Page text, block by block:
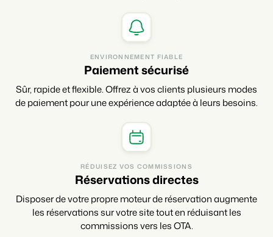
ENVIRONNEMENT FIABLE
Paiement sécurisé
Sûr, rapide et flexible. Offrez à vos clients plusieurs modes
de paiement pour une expérience adaptée à leurs besoins.
RÉDUISEZ VOS COMMISSIONS
Réservations directes
Disposer de votre propre moteur de réservation augmente
les réservations sur votre site tout en réduisant les
commissions vers les OTA.